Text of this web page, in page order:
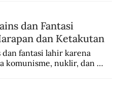
cara yang bisa memenuhi
dan Fantasi
dan Ketakutan
dan fantasi lahir karena
komunisme, nuklir, dan